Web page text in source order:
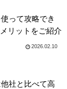
って攻略でき
リットをご紹介
2026.02.10
社と比べて高